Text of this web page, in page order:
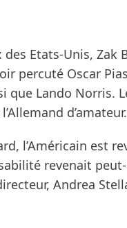
Etats-Unis,
percuté Oscar
que Lando Norris.
d’amateur.
l’Américain est
revenait
Andrea